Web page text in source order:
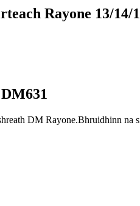
Rayone 13/
DM Rayone.Bhruidhinn na